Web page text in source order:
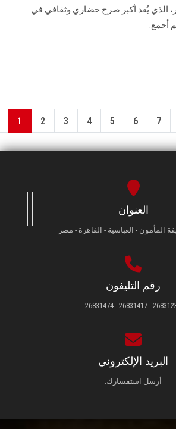
الذي يُعد أكبر صرح حضاري وثقافي في
أجمع.
1 2 3 4 5 6 7
العنوان
المأمون - العباسية - القاهرة - مصر
رقم التليفون
26831231 - 26831417 -
البريد الإلكتروني
أرسل استفسارك.